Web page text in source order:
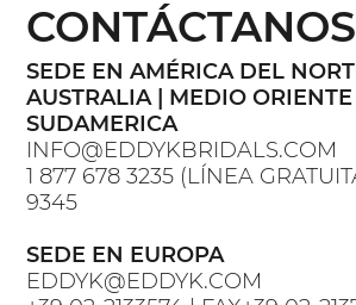
SEDE EN AMÉRICA DEL
AUSTRALIA | MEDIO ORIENTE
SUDAMERICA
INFO@EDDYKBRIDALS.COM
1 877 678 3235 (LÍNEA
9345
SEDE EN EUROPA
EDDYK@EDDYK.COM
CONTÁCTANOS